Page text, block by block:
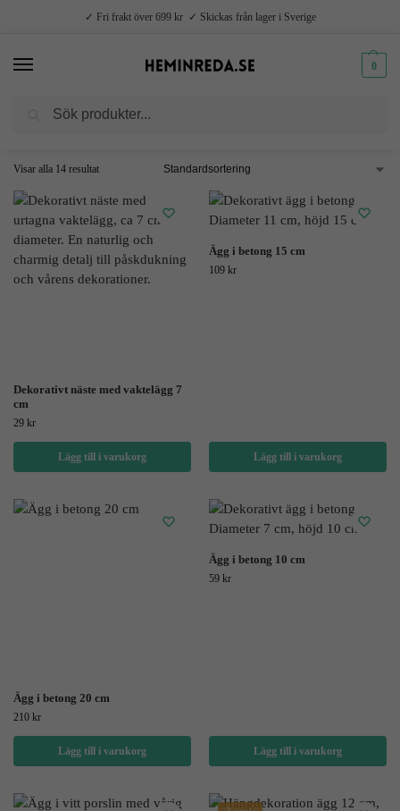
✓ Fri frakt över 699 kr ✓ Skickas från lager i Sverige
0
Produkter märkta ”ägg”
Visar alla 14 resultat
Dekorativt näste med vaktelägg 7
cm
29 kr
Lägg till i varukorg
Ägg i betong 15 cm
109 kr
Lägg till i varukorg
Ägg i betong 20 cm
210 kr
Lägg till i varukorg
Ägg i betong 10 cm
59 kr
Lägg till i varukorg